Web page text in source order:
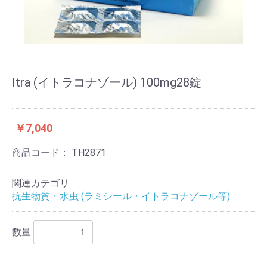
Itra (イトラコナゾール) 100mg28錠
￥7,040
商品コード： TH2871
関連カテゴリ
抗生物質・水虫 (ラミシール・イトラコナゾール等)
数量